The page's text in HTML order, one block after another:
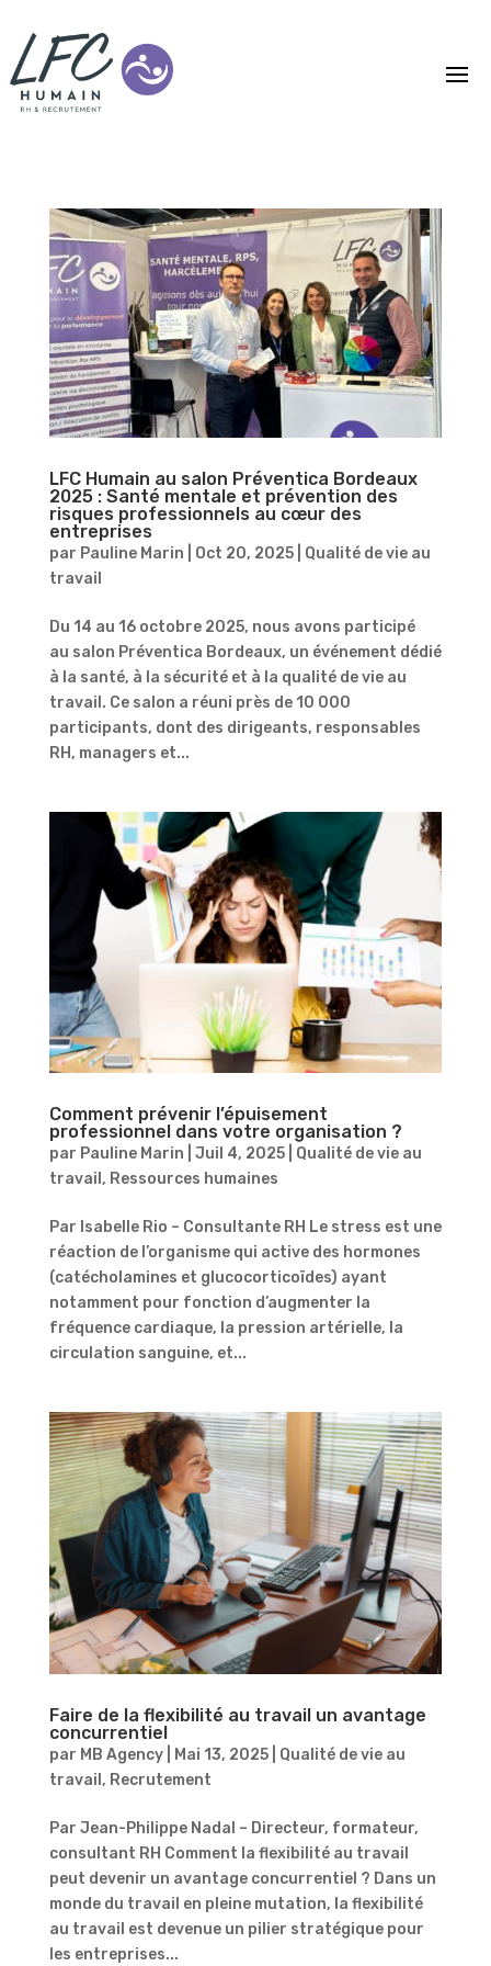
LFC Humain au salon Préventica Bordeaux
2025 : Santé mentale et prévention des
risques professionnels au cœur des
entreprises
par Pauline Marin Oct 20, 2025| Qualité de vie au
travail
Du 14 au 16 octobre 2025, nous avons participé
au salon Préventica Bordeaux, un événement dédié
à la santé, à la sécurité et à la qualité de vie au
travail. Ce salon a réuni près de 10 000
participants, dont des dirigeants, responsables
RH, managers et...
Comment prévenir l’épuisement
professionnel dans votre organisation ?
par Pauline Marin Juil 4, 2025| Qualité de vie au
travail, Ressources humaines
Par Isabelle Rio – Consultante RH Le stress est une
réaction de l’organisme qui active des hormones
(catécholamines et glucocorticoïdes) ayant
notamment pour fonction d’augmenter la
fréquence cardiaque, la pression artérielle, la
circulation sanguine, et...
Faire de la flexibilité au travail un avantage
concurrentiel
par MB Agency| Mai 13, 2025| Qualité de vie au
travail , Recrutement
Par Jean-Philippe Nadal – Directeur, formateur,
consultant RH Comment la flexibilité au travail
peut devenir un avantage concurrentiel ? Dans un
monde du travail en pleine mutation, la flexibilité
au travail est devenue un pilier stratégique pour
les entreprises...